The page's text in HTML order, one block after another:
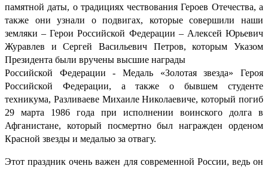
памятной даты, о традициях чествования Героев Отечества, а
также они узнали о подвигах, которые совершили наши
земляки – Герои Российской Федерации – Алексей Юрьевич
Журавлев и Сергей Васильевич Петров, которым Указом
Президента были вручены высшие награды
Российской Федерации - Медаль «Золотая звезда» Героя
Российской Федерации, а также о бывшем студенте
техникума, Разливаеве Михаиле Николаевиче, который погиб
29 марта 1986 года при исполнении воинского долга в
Афганистане, который посмертно был награжден орденом
Красной звезды и медалью за отвагу.
Этот праздник очень важен для современной России, ведь он